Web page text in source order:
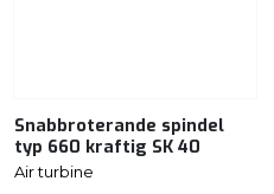
Snabbroterande spindel
typ 660 kraftig SK 40
Air turbine